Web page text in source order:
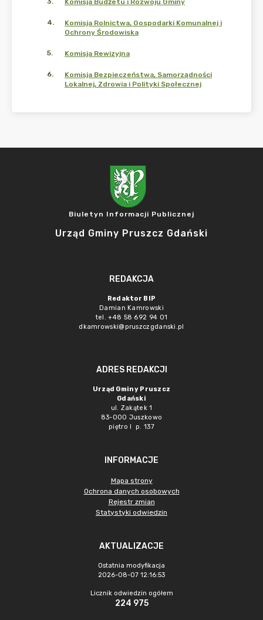
Komisja Budżetu i Rozwoju Gminy
4.
Komisja Rolnictwa, Gospodarki Komunalnej i
Ochrony Środowiska
5. Komisja Rewizyjna
6.
Komisja Bezpieczeństwa, Samorządności
Lokalnej, Zdrowia i Polityki Społecznej
Biuletyn Informacji Publicznej
Urząd Gminy Pruszcz Gdański
REDAKCJA
Redaktor BIP
Damian Kamrowski
tel. +48 58 692 94 01
dkamrowski@pruszczgdanski.pl
ADRES REDAKCJI
Urząd Gminy Pruszcz
Gdański
ul. Zakątek 1
83-000 Juszkowo
piętro I p. 137
INFORMACJE
Mapa strony
Ochrona danych osobowych
Rejestr zmian
Statystyki odwiedzin
AKTUALIZACJE
Ostatnia modyfikacja
2026-08-07 12:16:53
Licznik odwiedzin ogółem
224 975